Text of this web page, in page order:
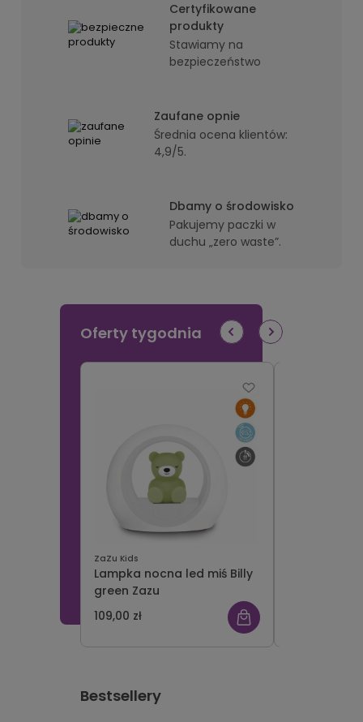
Certyfikowane
produkty
Stawiamy na
bezpieczeństwo
Zaufane opnie
Średnia ocena klientów:
4,9/5.
Dbamy o środowisko
Pakujemy paczki w
duchu „zero waste”.
Oferty tygodnia
ZaZu Kids
Lampka nocna led miś Billy
green Zazu
109,00 zł
Bestsellery